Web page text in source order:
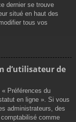
dernier se trouve
situé en haut des
tous vos
d’utilisateur de
« Préférences du
en ligne ». Si vous
administrateurs, des
comme